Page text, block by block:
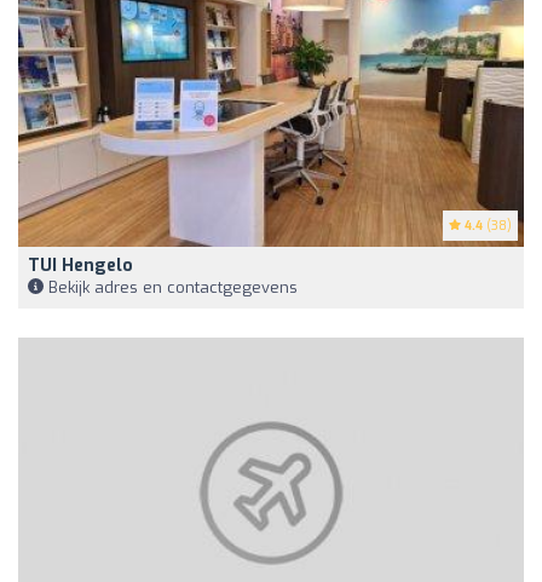
4.4 (38)
TUI Hengelo
Bekijk adres en contactgegevens